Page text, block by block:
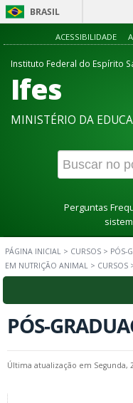
BRASIL
ACESSIBILIDADE
Instituto Federal do Espírito
Ifes
MINISTÉRIO DA
Perguntas
PÁGINA INICIAL > CURSOS > PÓS-
EM NUTRIÇÃO ANIMAL > CURSOS
PÓS-
Última atualização em Segunda,